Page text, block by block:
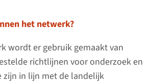
het netwerk?
wordt er gebruik gemaakt van
richtlijnen voor onderzoek en
zijn in lijn met de landelijk